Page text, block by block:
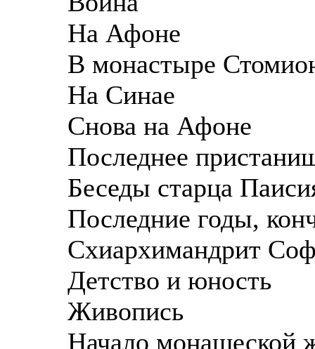
На Афоне
В монастыре
На Синае
Снова на Афоне
Последнее
Беседы старца
Последние годы,
Схиархимандрит
Детство и юность
Живопись
Начало монашеской